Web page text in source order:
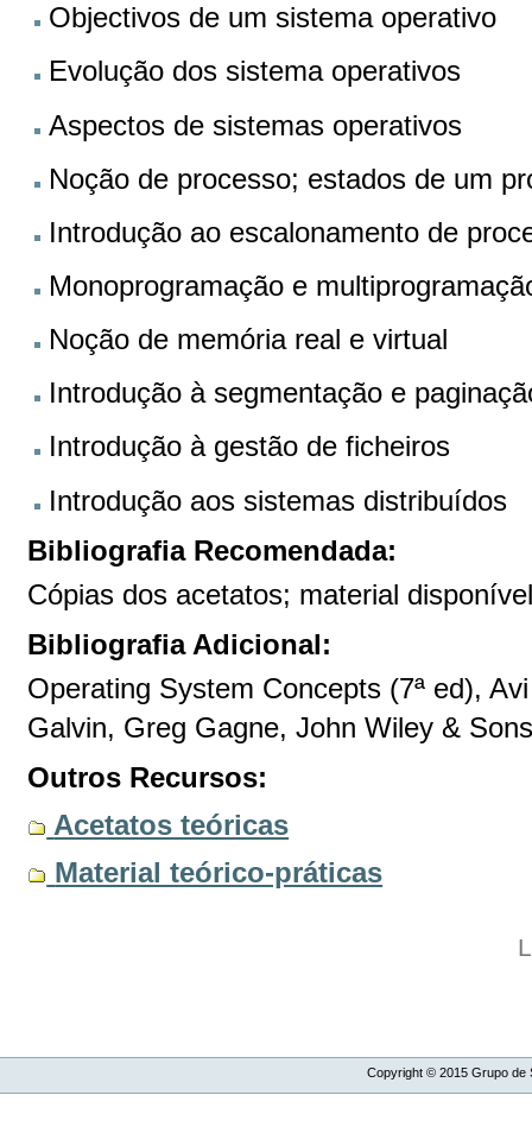
Objectivos de um sistema operativo
Evolução dos sistema operativos
Aspectos de sistemas operativos
Noção de processo; estados de um
Introdução ao escalonamento de
Monoprogramação e
Noção de memória real e virtual
Introdução à segmentação e
Introdução à gestão de ficheiros
Introdução aos sistemas distribuídos
Bibliografia Recomendada:
Cópias dos acetatos; material
Bibliografia Adicional:
Operating System Concepts (7ª ed),
Galvin, Greg Gagne, John Wiley &
Outros Recursos:
Acetatos teóricas
Material teórico-práticas
Copyright © 2015Grupo de